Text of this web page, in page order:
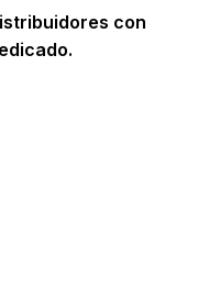
con